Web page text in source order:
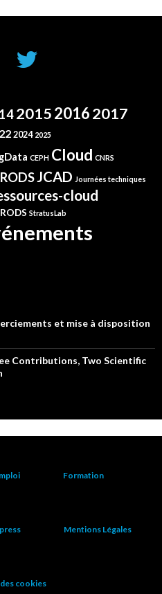
201520162017
2024 2025
CEPH Cloud CNRS
JCAD Journées techniques
cloud
StratusLab
et mise à disposition
Contributions, Two Scientific
Formation
Mentions Légales
cookies